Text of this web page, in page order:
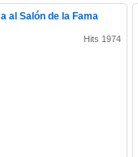
al Salón de la Fama
Hits 1974